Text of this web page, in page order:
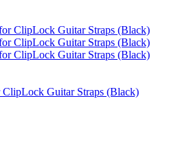
Guitar Straps (Black)